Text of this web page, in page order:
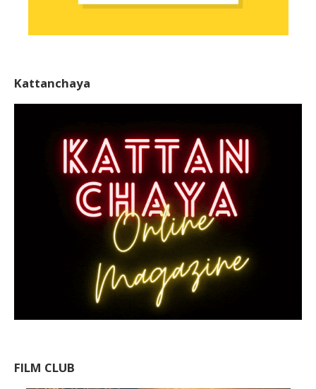
Kattanchaya
FILM CLUB